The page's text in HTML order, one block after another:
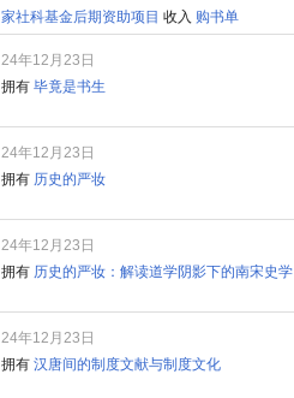
家社科基金后期资助项目 收入 购书单
24年12月23日
拥有 毕竟是书生
24年12月23日
拥有 历史的严妆
24年12月23日
拥有 历史的严妆：解读道学阴影下的南宋史学
24年12月23日
拥有 汉唐间的制度文献与制度文化